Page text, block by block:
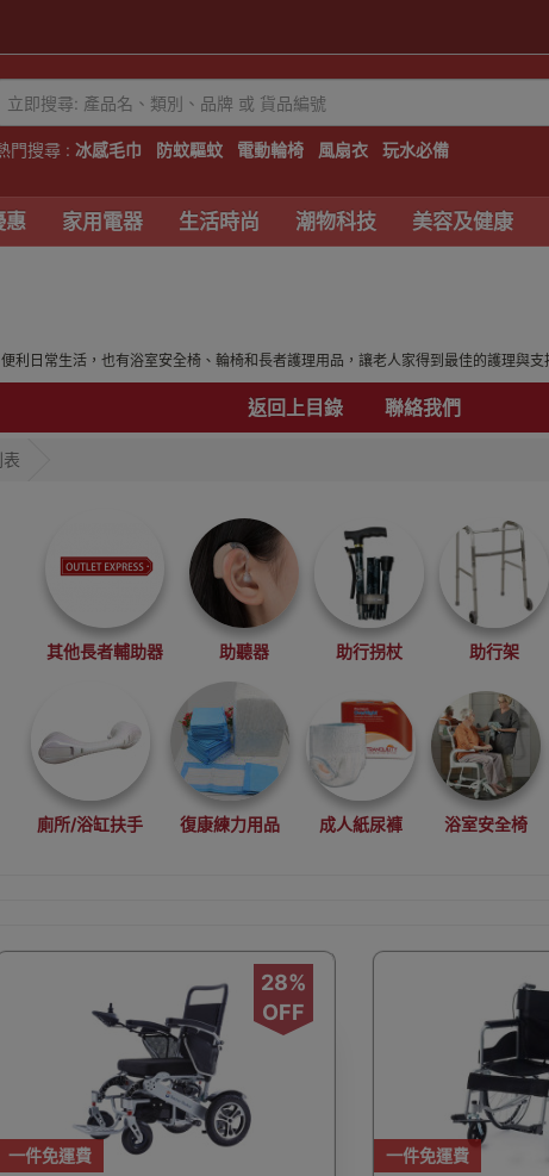
門搜尋 : 冰感毛巾 防蚊驅蚊 電動輪椅 風扇衣 玩水必備
惠 家用電器 生活時尚 潮物科技 美容及健康
利日常生活，也有浴室安全椅、輪椅和長者護理用品，讓老人家得到最佳的護理與
返回上目錄 聯絡我們
其他長者輔助器 助聽器 助行拐杖 助行架
廁所/浴缸扶手 復康練力用品 成人紙尿褲 浴室安全椅
長者休息椅 長者護
一件免運費
28%
OFF
一件免運費